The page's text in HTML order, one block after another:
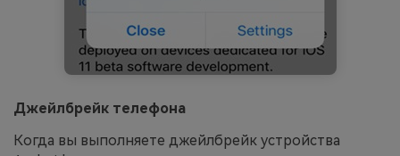
Джейлбрейк телефона
Когда вы выполняете джейлбрейк устройства